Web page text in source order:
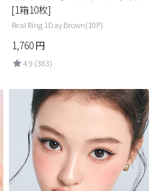
[1箱10枚]
Real Ring 1Day Brown(10P)
1,760円
4.9 (383)